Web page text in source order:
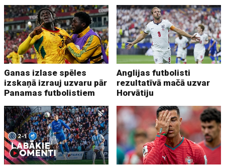
Ganas izlase spēles
izskaņā izrauj uzvaru pār
Panamas futbolistiem
Anglijas futbolisti
rezultatīvā mačā uzvar
Horvātiju